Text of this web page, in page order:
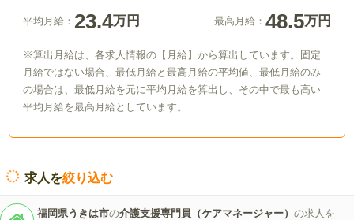
平均月給： 23.4万円 最高月給： 48.5万円
※算出月給は、各求人情報の【月給】から算出しています。固定
月給ではない場合、最低月給と最高月給の平均値、最低月給のみ
の場合は、最低月給を元に平均月給を算出し、その中で最も高い
平均月給を最高月給としています。
求人を絞り込む
福岡県うきは市の介護支援専門員（ケアマネージャー）の求人を